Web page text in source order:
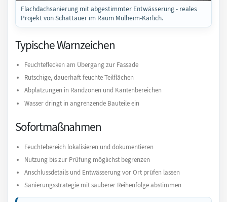
Flachdachsanierung mit abgestimmter Entwässerung - reales
Projekt von Schattauer im Raum Mülheim-Kärlich.
Typische Warnzeichen
Feuchteflecken am Übergang zur Fassade
Rutschige, dauerhaft feuchte Teilflächen
Abplatzungen in Randzonen und Kantenbereichen
Wasser dringt in angrenzende Bauteile ein
Sofortmaßnahmen
Feuchtebereich lokalisieren und dokumentieren
Nutzung bis zur Prüfung möglichst begrenzen
Anschlussdetails und Entwässerung vor Ort prüfen lassen
Sanierungsstrategie mit sauberer Reihenfolge abstimmen